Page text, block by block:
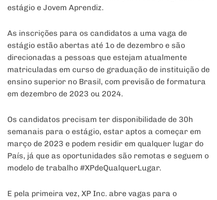
estágio e Jovem Aprendiz.
As inscrições para os candidatos a uma vaga de
estágio estão abertas até 1o de dezembro e são
direcionadas a pessoas que estejam atualmente
matriculadas em curso de graduação de instituição de
ensino superior no Brasil, com previsão de formatura
em dezembro de 2023 ou 2024.
Os candidatos precisam ter disponibilidade de 30h
semanais para o estágio, estar aptos a começar em
março de 2023 e podem residir em qualquer lugar do
País, já que as oportunidades são remotas e seguem o
modelo de trabalho #XPdeQualquerLugar.
E pela primeira vez, XP Inc. abre vagas para o